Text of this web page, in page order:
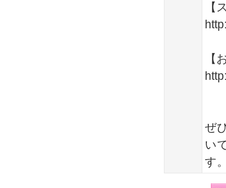
【
【
ぜ
い
す